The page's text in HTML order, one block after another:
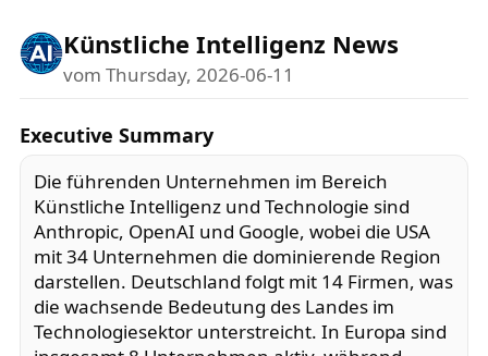
Künstliche Intelligenz News
vom Thursday, 2026-06-11
Executive Summary
Die führenden Unternehmen im Bereich
Künstliche Intelligenz und Technologie sind
Anthropic, OpenAI und Google, wobei die USA
mit 34 Unternehmen die dominierende Region
darstellen. Deutschland folgt mit 14 Firmen, was
die wachsende Bedeutung des Landes im
Technologiesektor unterstreicht. In Europa sind